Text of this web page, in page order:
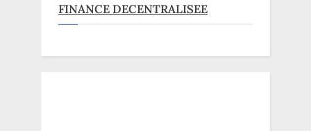
FINANCE DECENTRALISEE